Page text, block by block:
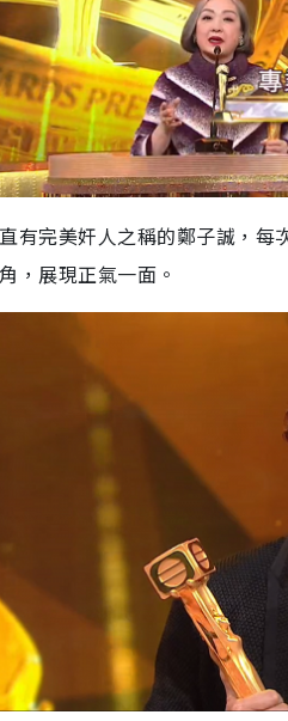
有完美奸人之稱的鄭子誠，每
，展現正氣一面。